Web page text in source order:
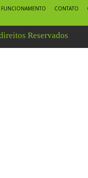
FUNCIONAMENTO CONTATO
Reservados